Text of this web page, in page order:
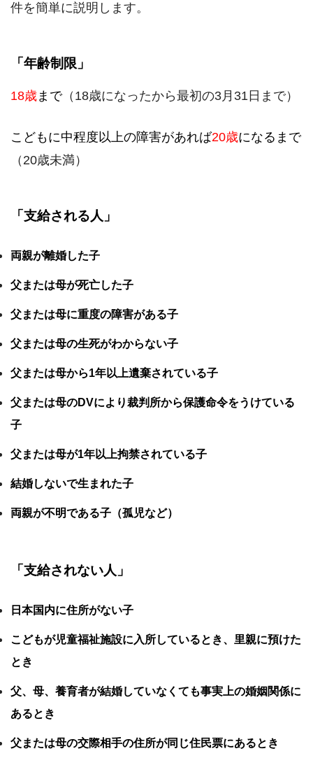
件を簡単に説明します。
「年齢制限」
18歳まで（18歳になったから最初の3月31日まで）
こどもに中程度以上の障害があれば20歳になるまで
（20歳未満）
「支給される人」
両親が離婚した子
父または母が死亡した子
父または母に重度の障害がある子
父または母の生死がわからない子
父または母から1年以上遺棄されている子
父または母のDVにより裁判所から保護命令をうけている
子
父または母が1年以上拘禁されている子
結婚しないで生まれた子
両親が不明である子（孤児など）
「支給されない人」
日本国内に住所がない子
こどもが児童福祉施設に入所しているとき、里親に預けた
とき
父、母、養育者が結婚していなくても事実上の婚姻関係に
あるとき
父または母の交際相手の住所が同じ住民票にあるとき